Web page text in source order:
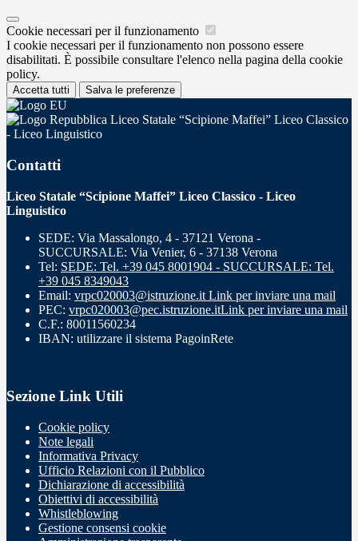
Cookie necessari per il funzionamento
I cookie necessari per il funzionamento non possono essere
disabilitati. È possibile consultare l'elenco nella pagina della cookie
policy.
Accetta tutti Salva le preferenze
Liceo Statale “Scipione Maffei” Liceo Classico
- Liceo Linguistico
Contatti
Liceo Statale “Scipione Maffei” Liceo Classico - Liceo
Linguistico
SEDE: Via Massalongo, 4 - 37121 Verona -
SUCCURSALE: Via Venier, 6 - 37138 Verona
Tel: SEDE: Tel. +39 045 8001904 - SUCCURSALE: Tel.
+39 045 8349043
Email: vrpc020003@istruzione.it Link per inviare una mail
PEC: vrpc020003@pec.istruzione.itLink per inviare una mail
C.F.: 80011560234
IBAN: utilizzare il sistema PagoinRete
Sezione Link Utili
Cookie policy
Note legali
Informativa Privacy
Ufficio Relazioni con il Pubblico
Dichiarazione di accessibilità
Obiettivi di accessibilità
Whistleblowing
Gestione consensi cookie